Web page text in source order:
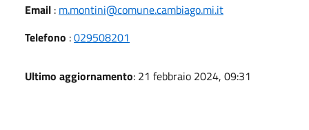
Email : m.montini@comune.cambiago.mi.it
Telefono :029508201
Ultimo aggiornamento: 21 febbraio 2024, 09:31